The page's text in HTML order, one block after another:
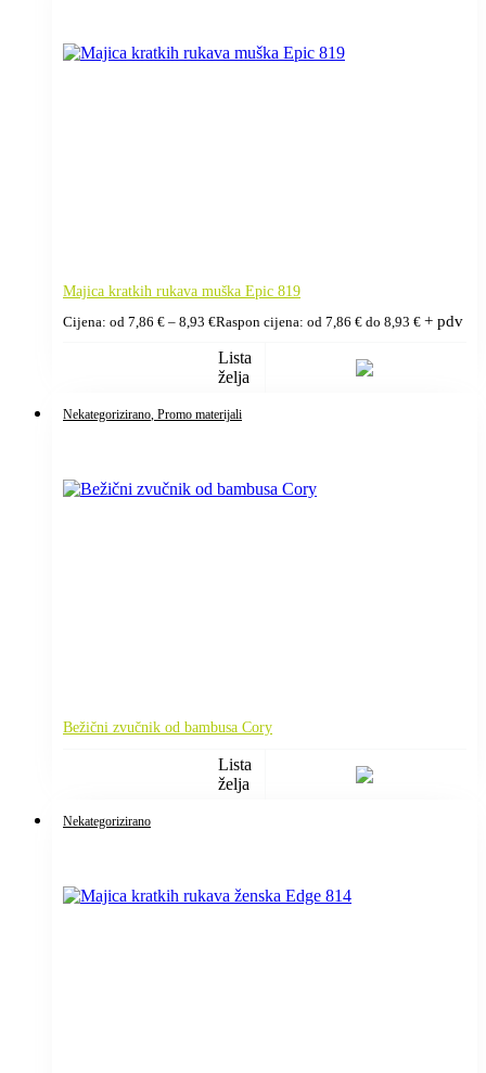
Majica kratkih rukava muška Epic 819
Cijena: od 7,86 € – 8,93 €Raspon cijena: od 7,86 € do 8,93 € + pdv
Lista
želja
Nekategorizirano , Promo materijali
Bežični zvučnik od bambusa Cory
Lista
želja
Nekategorizirano